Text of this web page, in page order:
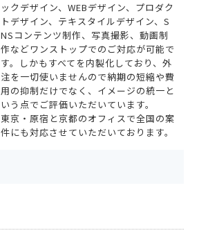
ックデザイン、WEBデザイン、プロダク
トデザイン、テキスタイルデザイン、S
NSコンテンツ制作、写真撮影、動画制
作などワンストップでのご対応が可能で
す。しかもすべてを内製化しており、外
注を一切使いませんので納期の短縮や費
用の抑制だけでなく、イメージの統一と
いう点でご評価いただいています。
東京・原宿と京都のオフィスで全国の案
件にも対応させていただいております。